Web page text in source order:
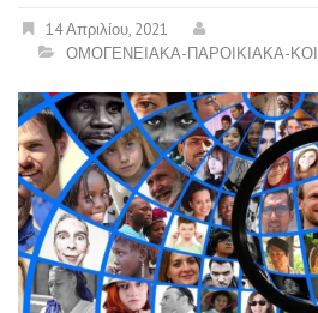
14 Απριλίου, 2021
ΟΜΟΓΕΝΕΙΑΚΑ-ΠΑΡΟΙΚΙΑΚΑ-